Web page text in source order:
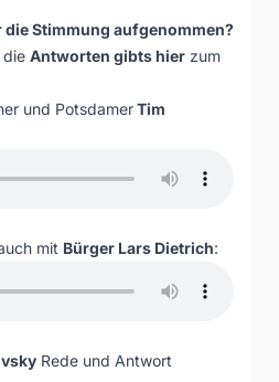
die Stimmung aufgenommen?
die Antworten gibts hier zum
und PotsdamerTim
mit Bürger Lars Dietrich:
Rede und Antwort